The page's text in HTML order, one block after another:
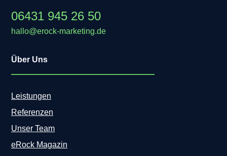
06431 945 26 50
hallo@erock-marketing.de
Über Uns
Leistungen
Referenzen
Unser Team
eRock Magazin